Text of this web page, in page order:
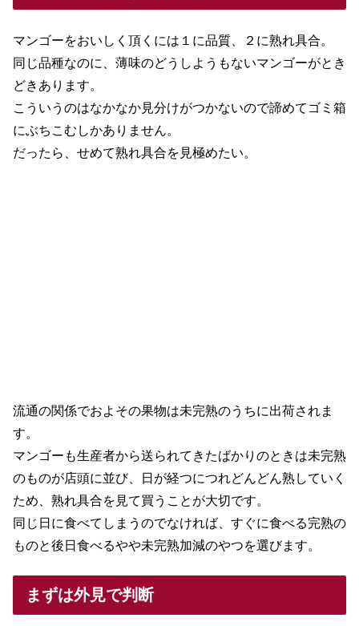
マンゴーをおいしく頂くには１に品質、２に熟れ具合。
同じ品種なのに、薄味のどうしようもないマンゴーがとき
どきあります。
こういうのはなかなか見分けがつかないので諦めてゴミ箱
にぶちこむしかありません。
だったら、せめて熟れ具合を見極めたい。
流通の関係でおよその果物は未完熟のうちに出荷されま
す。
マンゴーも生産者から送られてきたばかりのときは未完熟
のものが店頭に並び、日が経つにつれどんどん熟していく
ため、熟れ具合を見て買うことが大切です。
同じ日に食べてしまうのでなければ、すぐに食べる完熟の
ものと後日食べるやや未完熟加減のやつを選びます。
まずは外見で判断